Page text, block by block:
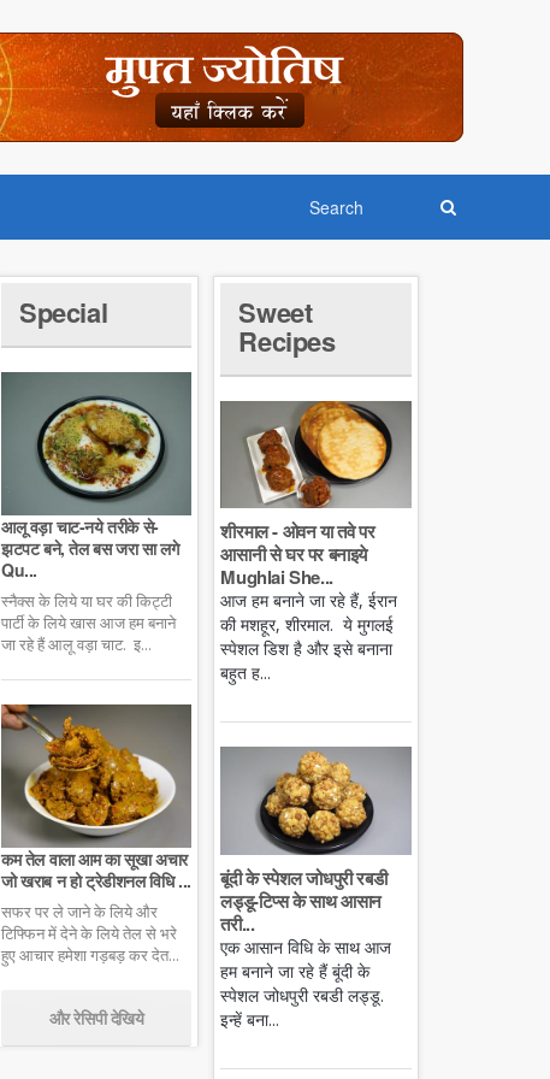
Special
आलू वड़ा चाट-नये तरीके से-
झटपट बने, तेल बस जरा सा लगे
Qu...
स्नैक्स के लिये या घर की किट्टी
पार्टी के लिये खास आज हम बनाने
जा रहे हैं आलू वड़ा चाट. इ...
कम तेल वाला आम का सूखा अचार
जो खराब न हो ट्रेडीशनल विधि ...
सफर पर ले जाने के लिये और
टिफ्फिन में देने के लिये तेल से भरे
हुए आचार हमेशा गड़बड़ कर देत...
और रेसिपी देखिये
Sweet
Recipes
शीरमाल - ओवन या तवे पर
आसानी से घर पर बनाइये
Mughlai She...
आज हम बनाने जा रहे हैं, ईरान
की मशहूर, शीरमाल. ये मुगलई
स्पेशल डिश है और इसे बनाना
बहुत ह...
बूंदी के स्पेशल जोधपुरी रबडी
लड्डू-टिप्स के साथ आसान
तरी...
एक आसान विधि के साथ आज
हम बनाने जा रहे हैं बूंदी के
स्पेशल जोधपुरी रबडी लड्डू.
इन्हें बना...